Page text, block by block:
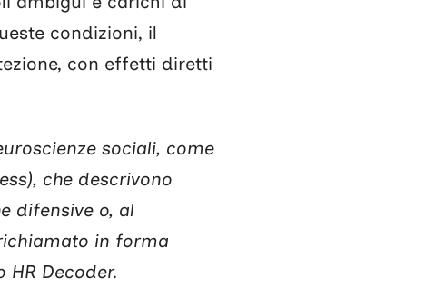
condizioni, il
con effetti diretti
sociali, come
che descrivono
difensive o, al
in forma
Decoder.